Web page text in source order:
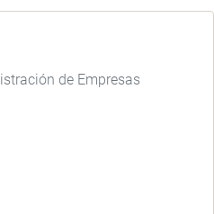
de Empresas